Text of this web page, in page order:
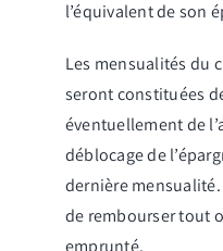
l’équivalent de son
Les mensualités du
seront constituées
éventuellement de
déblocage de
dernière
de rembourser tout
emprunté.